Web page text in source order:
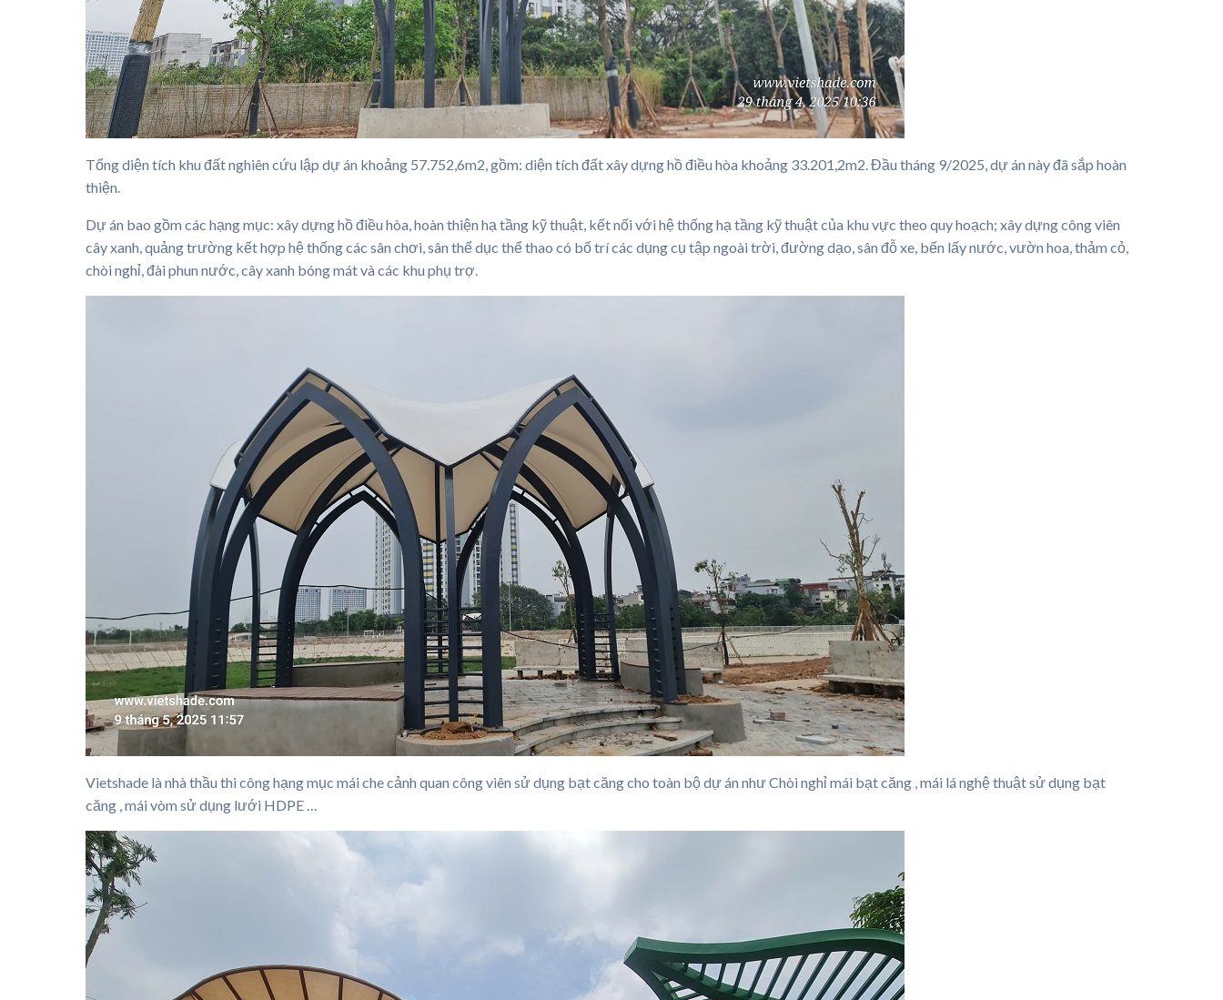
Tổng diện tích khu đất nghiên cứu lập dự án khoảng 57.752,6m2, gồm: diện tích đất xây dựng hồ điều hòa khoảng 33.201,2m2. Đầu tháng 9/2025, dự án này đã sắp hoàn
thiện.
Dự án bao gồm các hạng mục: xây dựng hồ điều hòa, hoàn thiện hạ tầng kỹ thuật, kết nối với hệ thống hạ tầng kỹ thuật của khu vực theo quy hoạch; xây dựng công viên
cây xanh, quảng trường kết hợp hệ thống các sân chơi, sân thể dục thể thao có bố trí các dụng cụ tập ngoài trời, đường dạo, sân đỗ xe, bến lấy nước, vườn hoa, thảm cỏ,
chòi nghỉ, đài phun nước, cây xanh bóng mát và các khu phụ trợ.
Vietshade là nhà thầu thi công hạng mục mái che cảnh quan công viên sử dụng bạt căng cho toàn bộ dự án như Chòi nghỉ mái bạt căng , mái lá nghệ thuật sử dụng bạt
căng , mái vòm sử dụng lưới HDPE …